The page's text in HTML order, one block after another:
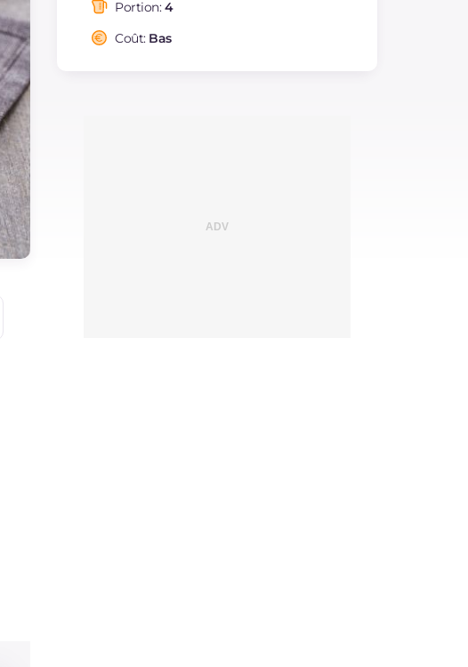
saturés
Fibre
Sodium
Portion:4
Coût: Bas